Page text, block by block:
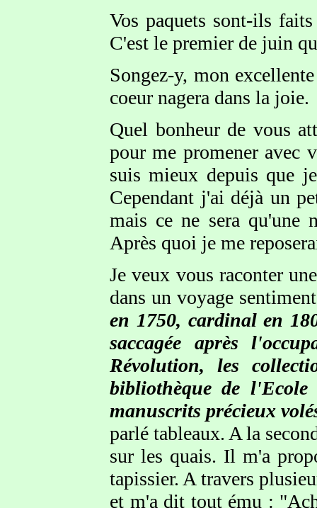
Vos paquets sont-ils
C'est le premier de juin
Songez-y, mon
coeur nagera dans la joie.
Quel bonheur de vous
pour me promener avec
suis mieux depuis que
Cependant j'ai déjà un
mais ce ne sera qu'une
Après quoi je me
Je veux vous raconter
dans un voyage
en 1750, cardinal en
saccagée après
Révolution, les
bibliothèque de l'Ecole
manuscrits précieux
parlé tableaux. A la
sur les quais. Il m'a
tapissier. A travers
et m'a dit tout ému :